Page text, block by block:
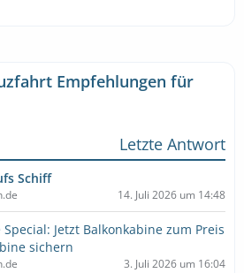
Empfehlungen für
Letzte Antwort
Schiff
14. Juli 2026 um 14:48
Special: Jetzt Balkonkabine zum Preis
sichern
3. Juli 2026 um 16:04